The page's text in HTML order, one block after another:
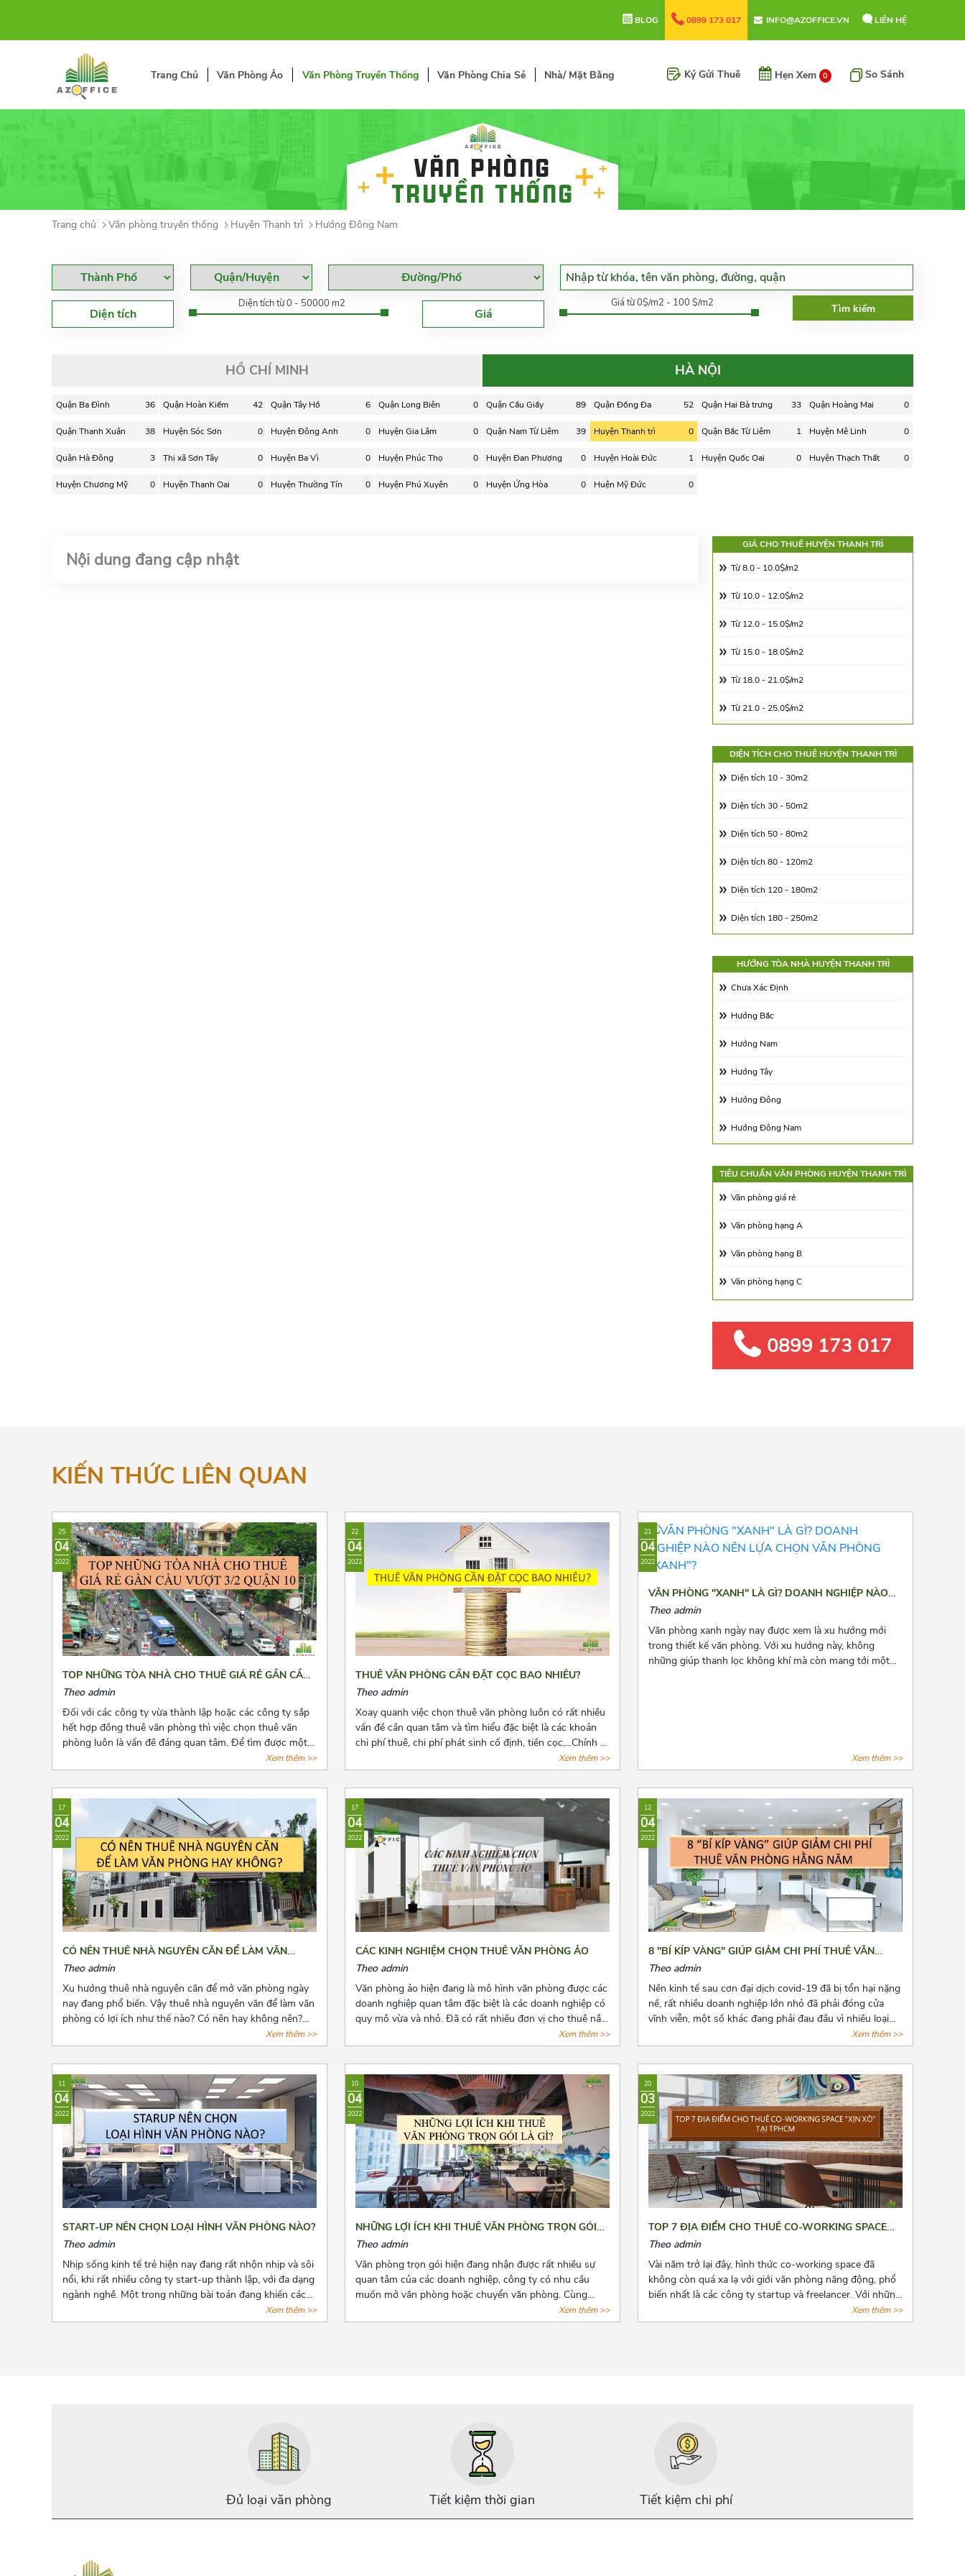
BLOG 0899 173 017 INFO@AZOFFICE.VN LIÊN HỆ
Trang Chủ Văn Phòng Ảo Văn Phòng Truyền Thống Văn Phòng Chia Sẻ Nhà/ Mặt Bằng Ký Gửi Thuê Hẹn Xem 0 So Sánh
Văn phòng
truyền thống
Trang chủ Văn phòng truyền thống Huyện Thanh trì Hướng Đông Nam
Diện tích
Diện tích từ 0 - 50000 m2
Giá
Giá từ 0$/m2 - 100 $/m2
HỒ CHÍ MINH HÀ NỘI
Quận Ba Đình 36 Quận Hoàn Kiếm 42 Quận Tây Hồ 6 Quận Long Biên 0 Quận Cầu Giấy 89 Quận Đống Đa 52 Quận Hai Bà trưng 33 Quận Hoàng Mai 0
Quận Thanh Xuân 38 Huyện Sóc Sơn 0 Huyện Đông Anh 0 Huyện Gia Lâm 0 Quận Nam Từ Liêm 39 Huyện Thanh trì 0 Quận Bắc Từ Liêm 1 Huyện Mê Linh 0
Quận Hà Đông 3 Thị xã Sơn Tây 0 Huyện Ba Vì 0 Huyện Phúc Thọ 0 Huyện Đan Phượng 0 Huyện Hoài Đức 1 Huyện Quốc Oai 0 Huyện Thạch Thất 0
Huyện Chương Mỹ 0 Huyện Thanh Oai 0 Huyện Thường Tín 0 Huyện Phú Xuyên 0 Huyện Ứng Hòa 0 Huện Mỹ Đức 0
Nội dung đang cập nhật
GIÁ CHO THUÊ HUYỆN THANH TRÌ
Từ 8.0 - 10.0$/m2
Từ 10.0 - 12.0$/m2
Từ 12.0 - 15.0$/m2
Từ 15.0 - 18.0$/m2
Từ 18.0 - 21.0$/m2
Từ 21.0 - 25.0$/m2
Từ 30.0 - 65.0$/m2
DIỆN TÍCH CHO THUÊ HUYỆN THANH TRÌ
Diện tích 10 - 30m2
Diện tích 30 - 50m2
Diện tích 50 - 80m2
Diện tích 80 - 120m2
Diện tích 120 - 180m2
Diện tích 180 - 250m2
Diện tích 350 - 500m2
HƯỚNG TÒA NHÀ HUYỆN THANH TRÌ
Chưa Xác Định
Hướng Bắc
Hướng Nam
Hướng Tây
Hướng Đông
Hướng Đông Nam
Hướng Tây Bắc
TIÊU CHUẨN VĂN PHÒNG HUYỆN THANH TRÌ
Văn phòng giá rẻ
Văn phòng hạng A
Văn phòng hạng B
Văn phòng hạng C
0899 173 017
KIẾN THỨC LIÊN QUAN
25
04
2022
TOP NHỮNG TÒA NHÀ CHO THUÊ GIÁ RẺ GẦN CẦU
VƯỢT 3/2 QUẬN 10
Theo admin
Đối với các công ty vừa thành lập hoặc các công ty sắp
hết hợp đồng thuê văn phòng thì việc chọn thuê văn
phòng luôn là vấn đề đáng quan tâm. Để tìm được một
văn phòng vừa ý, giá cả hợp lý, vị trí thuận tiện đi lại, cơ
sở hạ tầng tốt thật sự khiến các chủ doanh nghiệp cân
nhắc lựa chọn rất nhiều. Bài viết này, Azoffice sẽ chia sẻ
cho các bạn top những tòa nhà cho thuê giá rẻ gần cầu
vượt 3/2 quận 10.
Xem thêm >>
22
04
2022
THUÊ VĂN PHÒNG CẦN ĐẶT CỌC BAO NHIÊU?
Theo admin
Xoay quanh việc chọn thuê văn phòng luôn có rất nhiều
vấn đề cần quan tâm và tìm hiểu đặc biệt là các khoản
chi phí thuê, chi phí phát sinh cố định, tiền cọc,...Chính vì
vậy trước khi quyết định thuê văn phòng, bên thuê cần
biết rõ số tiền cọc và các loại chi phí thuê hằng tháng,
những quy định pháp luật có liên quan và cách để lấy lại
tiền cọc trong những trường hợp rủi ro có thể xảy ra.
Cùng Azoffice tìm hiểu thêm về nội dung này trong bài
viết dưới đây nhé!
Xem thêm >>
21
04
2022
VĂN PHÒNG "XANH" LÀ GÌ? DOANH NGHIỆP NÀO
NÊN LỰA CHỌN VĂN PHÒNG "XANH"?
Theo admin
Văn phòng xanh ngày nay được xem là xu hướng mới
trong thiết kế văn phòng. Với xu hướng này, không
những giúp thanh lọc không khí mà còn mang tới một
Xem thêm >>
17
04
2022
CÓ NÊN THUÊ NHÀ NGUYÊN CĂN ĐỂ LÀM VĂN
PHÒNG HAY KHÔNG?
Theo admin
Xu hướng thuê nhà nguyên căn để mở văn phòng ngày
nay đang phổ biến. Vậy thuê nhà nguyên văn để làm văn
phòng có lợi ích như thế nào? Có nên hay không nên?
Cùng Azoffice tìm câu trả lời các câu hỏi này qua bài viết
dưới đây nhé!
Xem thêm >>
17
04
2022
CÁC KINH NGHIỆM CHỌN THUÊ VĂN PHÒNG ẢO
Theo admin
Văn phòng ảo hiện đang là mô hình văn phòng được các
doanh nghiệp quan tâm đặc biệt là các doanh nghiệp có
quy mô vừa và nhỏ. Đã có rất nhiều đơn vị cho thuê nắm
bắt được xu hướng đó và tiến hành mở rộng cho thuê
loại hình văn phòng này. Tuy nhiên, đây là dịch vụ còn
quá mới mẻ khiến cho các doanh nghiệp có nhiều điều
phân vân. Bài viết này, Azoffice mong rằng sẽ giải đáp
các thắc mắc của các quý doanh nghiệp.
Xem thêm >>
12
04
2022
8 "BÍ KÍP VÀNG" GIÚP GIẢM CHI PHÍ THUÊ VĂN
PHÒNG HẰNG NĂM
Theo admin
Nền kinh tế sau cơn đại dịch covid-19 đã bị tổn hại nặng
nề, rất nhiều doanh nghiệp lớn nhỏ đã phải đóng cửa
vĩnh viễn, một số khác đang phải đau đầu vì nhiều loại
chi phí cố định phải chi trả, trong đó không thể không
nhắc đến chi phí thuê văn phòng, kho bãi,...Bài viết là 8
“bí kíp vàng” mà Azoffice muốn chia sẻ để phần nào
giúp các bạn giảm chi phí thuê văn phòng, giảm bớt nỗi
lo cho các doanh nghiệp.
Xem thêm >>
11
04
2022
START-UP NÊN CHỌN LOẠI HÌNH VĂN PHÒNG NÀO?
Theo admin
Nhịp sống kinh tế trẻ hiện nay đang rất nhộn nhịp và sôi
nổi, khi rất nhiều công ty start-up thành lập, với đa dạng
ngành nghề. Một trong những bài toán đang khiến các
start-up đau đầu là chọn lựa một văn phòng sao cho
phù hợp với mức vốn ban đầu còn hạn hẹp. Và bài viết
Xem thêm >>
10
04
2022
NHỮNG LỢI ÍCH KHI THUÊ VĂN PHÒNG TRỌN GÓI
LÀ GÌ?
Theo admin
Văn phòng trọn gói hiện đang nhận được rất nhiều sự
quan tâm của các doanh nghiệp, công ty có nhu cầu
muốn mở văn phòng hoặc chuyển văn phòng. Cùng
Azoffice điểm danh những lợi ích khi thuê văn phòng
trọn gói qua bài viết dưới đây nhé!
Xem thêm >>
20
03
2022
TOP 7 ĐỊA ĐIỂM CHO THUÊ CO-WORKING SPACE
“XỊN XÒ” TẠI TPHCM
Theo admin
Vài năm trở lại đây, hình thức co-working space đã
không còn quá xa lạ với giới văn phòng năng động, phổ
biến nhất là các công ty startup và freelancer. Với những
tiện ích cơ bản của giới văn phòng, hình thức này còn
đặt biệt chú trọng đến không gian tạo nguồn cảm hứng
Xem thêm >>
Đủ loại văn phòng Tiết kiệm thời gian Tiết kiệm chi phí